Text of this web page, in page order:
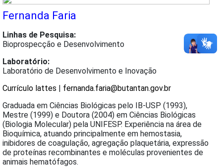
Fernanda Faria
Linhas de Pesquisa:
Bioprospecção e Desenvolvimento
Laboratório:
Laboratório de Desenvolvimento e Inovação
Currículo lattes | fernanda.faria@butantan.gov.br
Graduada em Ciências Biológicas pelo IB-USP (1993),
Mestre (1999) e Doutora (2004) em Ciências Biológicas
(Biologia Molecular) pela UNIFESP. Experiência na área de
Bioquímica, atuando principalmente em hemostasia,
inibidores de coagulação, agregação plaquetária, expressão
de proteínas recombinantes e moléculas provenientes de
animais hematófagos.